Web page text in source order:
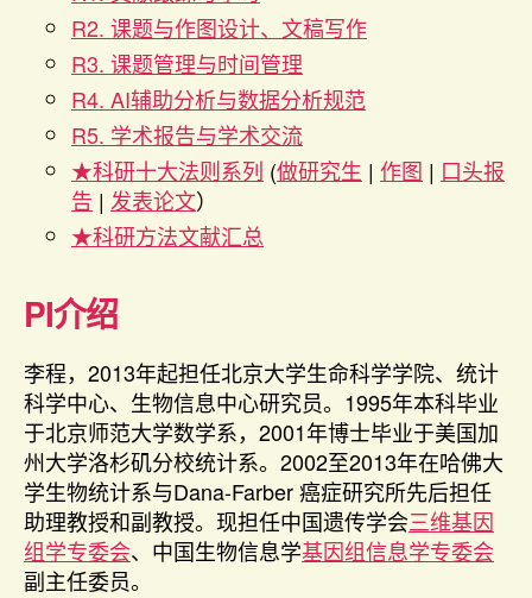
R2. 课题与作图设计、文稿写作
R3. 课题管理与时间管理
R4. AI辅助分析与数据分析规范
R5. 学术报告与学术交流
★科研十大法则系列 (做研究生 | 作图 | 口头报
告 | 发表论文）
★科研方法文献汇总
PI介绍
李程，2013年起担任北京大学生命科学学院、统计
科学中心、生物信息中心研究员。1995年本科毕业
于北京师范大学数学系，2001年博士毕业于美国加
州大学洛杉矶分校统计系。2002至2013年在哈佛大
学生物统计系与Dana-Farber 癌症研究所先后担任
助理教授和副教授。现担任中国遗传学会三维基因
组学专委会、中国生物信息学基因组信息学专委会
副主任委员。